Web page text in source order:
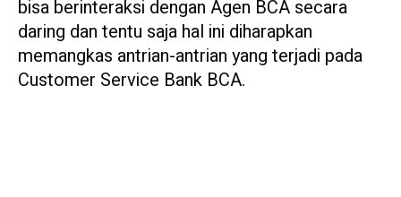
bisa berinteraksi dengan Agen BCA secara
daring dan tentu saja hal ini diharapkan
memangkas antrian-antrian yang terjadi pada
Customer Service Bank BCA.